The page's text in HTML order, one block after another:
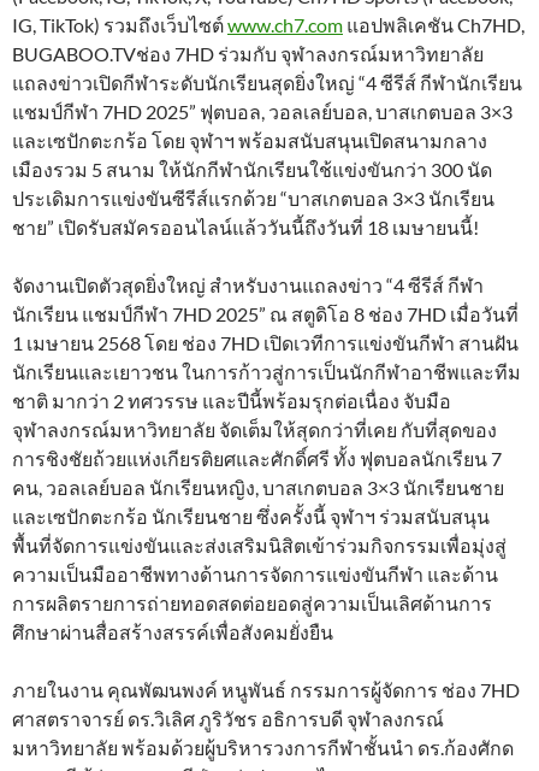
IG, TikTok) รวมถึงเว็บไซต์www.ch7.com แอปพลิเคชัน Ch7HD,
BUGABOO.TVช่อง 7HD ร่วมกับ จุฬาลงกรณ์มหาวิทยาลัย
แถลงข่าวเปิดกีฬาระดับนักเรียนสุดยิ่งใหญ่ “4 ซีรีส์ กีฬานักเรียน
แชมป์กีฬา 7HD 2025” ฟุตบอล, วอลเลย์บอล, บาสเกตบอล 3×3
และเซปักตะกร้อ โดย จุฬาฯ พร้อมสนับสนุนเปิดสนามกลาง
เมืองรวม 5 สนาม ให้นักกีฬานักเรียนใช้แข่งขันกว่า 300 นัด
ประเดิมการแข่งขันซีรีส์แรกด้วย “บาสเกตบอล 3×3 นักเรียน
ชาย” เปิดรับสมัครออนไลน์แล้ววันนี้ถึงวันที่ 18 เมษายนนี้!
จัดงานเปิดตัวสุดยิ่งใหญ่ สำหรับงานแถลงข่าว “4 ซีรีส์ กีฬา
นักเรียน แชมป์กีฬา 7HD 2025” ณ สตูดิโอ 8 ช่อง 7HD เมื่อวันที่
1 เมษายน 2568 โดย ช่อง 7HD เปิดเวทีการแข่งขันกีฬา สานฝัน
นักเรียนและเยาวชน ในการก้าวสู่การเป็นนักกีฬาอาชีพและทีม
ชาติ มากว่า 2 ทศวรรษ และปีนี้พร้อมรุกต่อเนื่อง จับมือ
จุฬาลงกรณ์มหาวิทยาลัย จัดเต็มให้สุดกว่าที่เคย กับที่สุดของ
การชิงชัยถ้วยแห่งเกียรติยศและศักดิ์ศรี ทั้ง ฟุตบอลนักเรียน 7
คน, วอลเลย์บอล นักเรียนหญิง, บาสเกตบอล 3×3 นักเรียนชาย
และเซปักตะกร้อ นักเรียนชาย ซึ่งครั้งนี้ จุฬาฯ ร่วมสนับสนุน
พื้นที่จัดการแข่งขันและส่งเสริมนิสิตเข้าร่วมกิจกรรมเพื่อมุ่งสู่
ความเป็นมืออาชีพทางด้านการจัดการแข่งขันกีฬา และด้าน
การผลิตรายการถ่ายทอดสดต่อยอดสู่ความเป็นเลิศด้านการ
ศึกษาผ่านสื่อสร้างสรรค์เพื่อสังคมยั่งยืน
ภายในงาน คุณพัฒนพงค์ หนูพันธ์ กรรมการผู้จัดการ ช่อง 7HD
ศาสตราจารย์ ดร.วิเลิศ ภูริวัชร อธิการบดี จุฬาลงกรณ์
มหาวิทยาลัย พร้อมด้วยผู้บริหารวงการกีฬาชั้นนำ ดร.ก้องศักด